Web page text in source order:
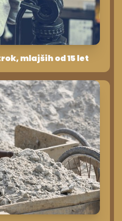
mlajših od 15 let